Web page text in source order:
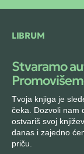
LIBRUM
Stvaramo
Tvoja knjiga je
čeka. Dozvoli nam
ostvariš svoj
danas i zajedno
priču.